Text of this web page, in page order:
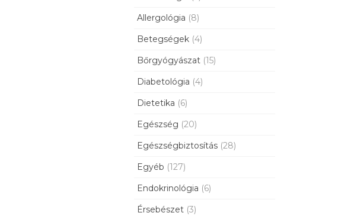
Allergológia (8)
Betegségek (4)
Bőrgyógyászat (15)
Diabetológia (4)
Dietetika (6)
Egészség (20)
Egészségbiztosítás (28)
Egyéb (127)
Endokrinológia (6)
Érsebészet (3)